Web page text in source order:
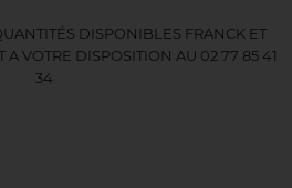
DISPONIBLES FRANCK ET
VOTRE DISPOSITION AU 02 77 85 41
34